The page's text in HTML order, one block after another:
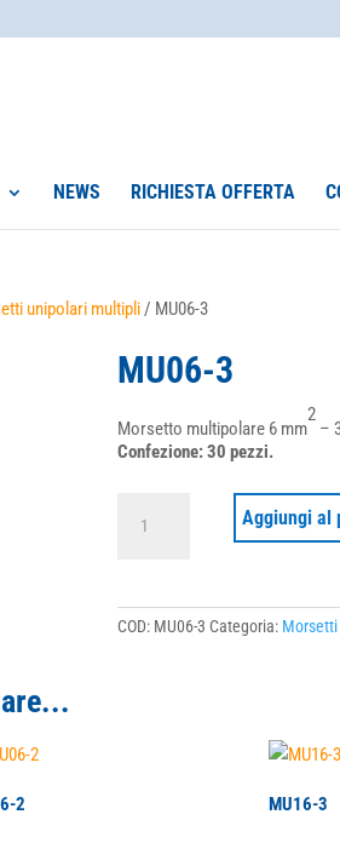
NEWS RICHIESTA OFFERTA
unipolari multipli/ MU06-3
MU06-3
Morsetto multipolare 6 mm
2
–
Confezione: 30 pezzi.
Aggiungi al
COD: MU06-3 Categoria:
2 MU16-3